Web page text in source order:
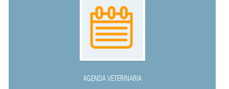
AGENDA VETERINARIA